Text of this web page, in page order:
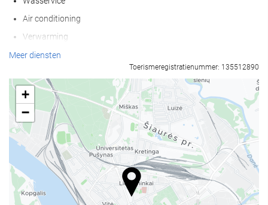
Air conditioning
Verwarming
Lift
Mensen met beperkte mobiliteit
Kamers voor niet rokers
Niet-roken in gehele accommodatie
Huisdieren niet toegestaan
Eten en drinken
Restaurant
Bar
Meer diensten
Toerismeregistratienummer: 135512890
+
−